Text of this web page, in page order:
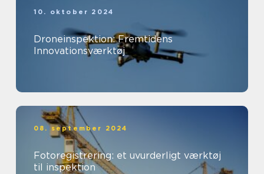
10. oktober 2024
Droneinspektion: Fremtidens
Innovationsværktøj
08. september 2024
Fotoregistrering: et uvurderligt værktøj
til inspektion